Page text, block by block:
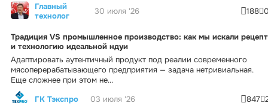
Главный
технолог
30 июля '26 188
Традиция VS промышленное производство: как мы искали рецепт
и технологию идеальной ндуи
Адаптировать аутентичный продукт под реалии современного
мясоперерабатывающего предприятия — задача нетривиальная.
Еще сложнее при этом не...
ГК Тэкспро
03 июля '26 847